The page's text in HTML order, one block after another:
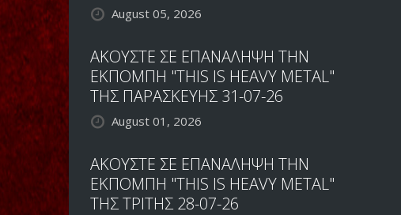
August 05, 2026
ΑΚΟΥΣΤΕ ΣΕ ΕΠΑΝΑΛΗΨΗ ΤΗΝ
ΕΚΠΟΜΠΗ "THIS IS HEAVY METAL"
ΤΗΣ ΠΑΡΑΣΚΕΥΗΣ 31-07-26
August 01, 2026
ΑΚΟΥΣΤΕ ΣΕ ΕΠΑΝΑΛΗΨΗ ΤΗΝ
ΕΚΠΟΜΠΗ "THIS IS HEAVY METAL"
ΤΗΣ ΤΡΙΤΗΣ 28-07-26